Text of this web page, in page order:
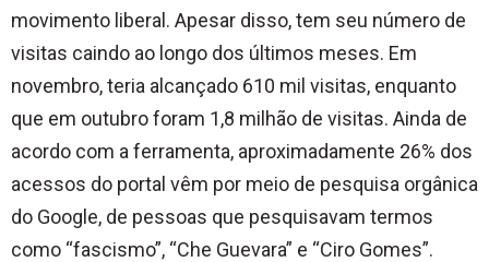
movimento liberal. Apesar disso, tem seu número de
visitas caindo ao longo dos últimos meses. Em
novembro, teria alcançado 610 mil visitas, enquanto
que em outubro foram 1,8 milhão de visitas. Ainda de
acordo com a ferramenta, aproximadamente 26% dos
acessos do portal vêm por meio de pesquisa orgânica
do Google, de pessoas que pesquisavam termos
como “fascismo”, “Che Guevara” e “Ciro Gomes”.